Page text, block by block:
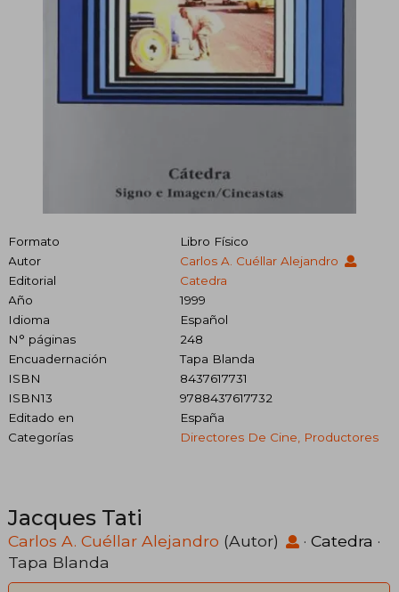
Formato
Libro Físico
Autor
Carlos A. Cuéllar Alejandro
Editorial
Catedra
Año
1999
Idioma
Español
N° páginas
248
Encuadernación
Tapa Blanda
ISBN
8437617731
ISBN13
9788437617732
Editado en
España
Categorías
Directores De Cine, Productores
Jacques Tati
Carlos A. Cuéllar Alejandro (Autor) · Catedra ·
Tapa Blanda